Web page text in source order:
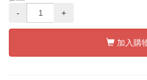
-
+
加入購